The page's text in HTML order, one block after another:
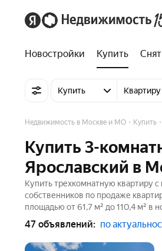
Новостройки Купить
Купить Квартиру
Недвижимость в Москве и МО Купить
Купить 3-
Ярославский в
Купить трехкомнатную квартиру
собственников по продаже
площадью от 61,7 м² до 110,4 м² в
47 объявлений: по